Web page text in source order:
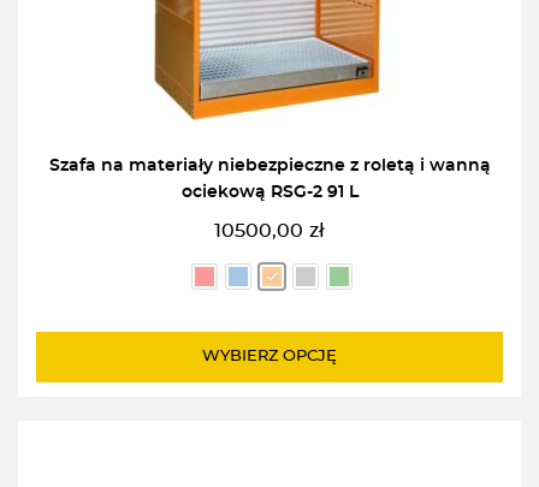
Szafa na materiały niebezpieczne z roletą i wanną
ociekową RSG-2 91 L
10500,00 zł
WYBIERZ OPCJĘ